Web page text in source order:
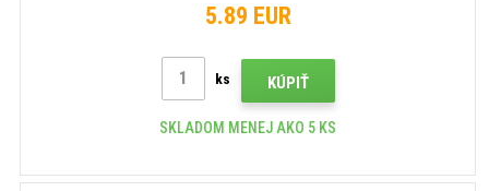
5.89 EUR
ks KÚPIŤ
SKLADOM MENEJ AKO 5 KS